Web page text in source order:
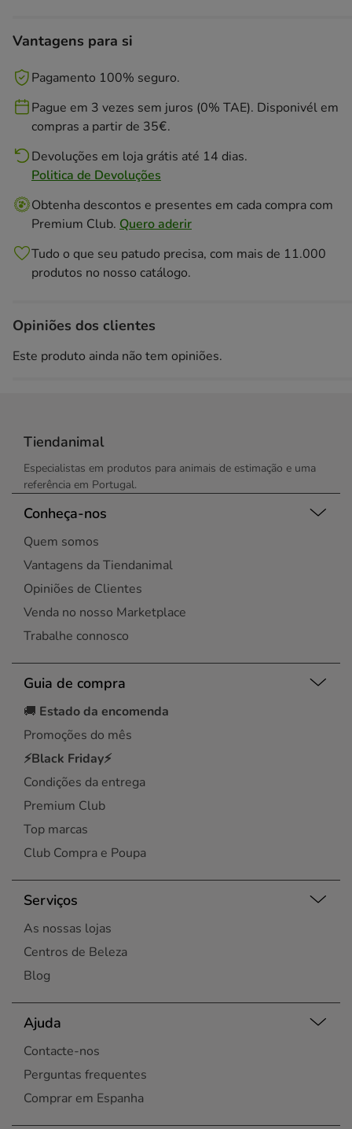
Vantagens para si
Pagamento 100% seguro.
Pague em 3 vezes sem juros (0% TAE). Disponivél em
compras a partir de 35€.
Devoluções em loja grátis até 14 dias.
Politica de Devoluções
Obtenha descontos e presentes em cada compra com
Premium Club. Quero aderir
Tudo o que seu patudo precisa, com mais de 11.000
produtos no nosso catálogo.
Opiniões dos clientes
Este produto ainda não tem opiniões.
Tiendanimal
Especialistas em produtos para animais de estimação e uma
referência em Portugal.
Conheça-nos
Quem somos
Vantagens da Tiendanimal
Opiniões de Clientes
Venda no nosso Marketplace
Trabalhe connosco
Guia de compra
🚚 Estado da encomenda
Promoções do mês
⚡Black Friday⚡
Condições da entrega
Premium Club
Top marcas
Club Compra e Poupa
Serviços
As nossas lojas
Centros de Beleza
Blog
Ajuda
Contacte-nos
Perguntas frequentes
Comprar em Espanha